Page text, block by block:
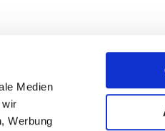
Medien
wir
Werbung
Weinort Ludwigshöhe
Bike Shop ist donnerstags
sind auch nach